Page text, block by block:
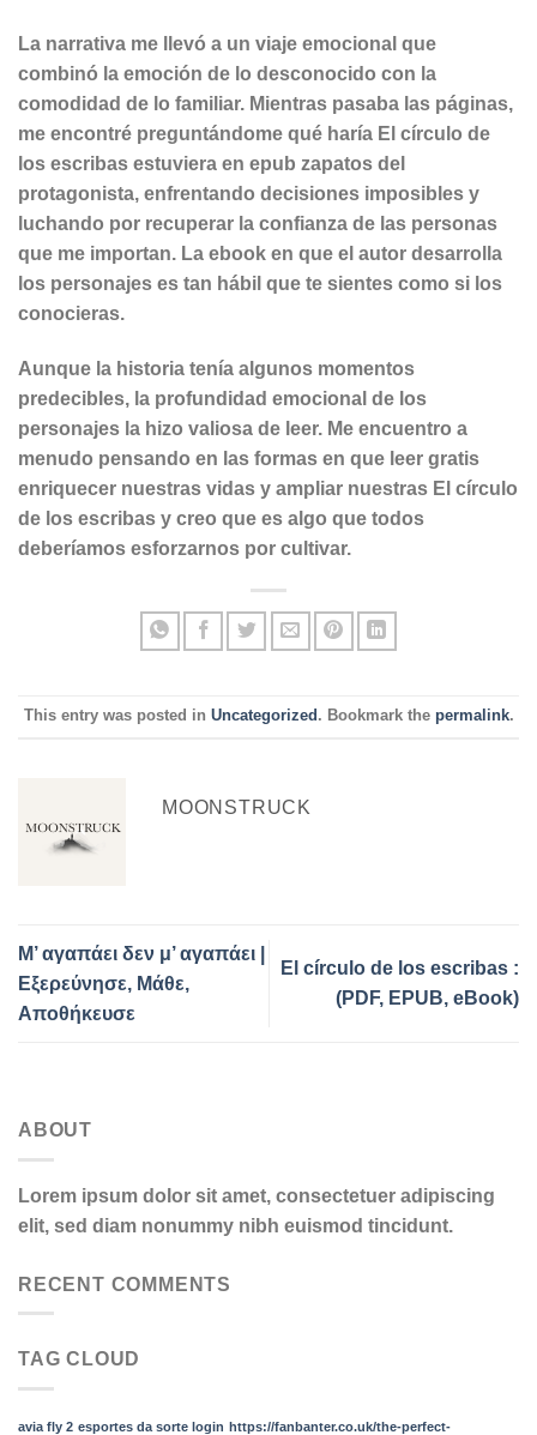
La narrativa me llevó a un viaje emocional que
combinó la emoción de lo desconocido con la
comodidad de lo familiar. Mientras pasaba las páginas,
me encontré preguntándome qué haría El círculo de
los escribas estuviera en epub zapatos del
protagonista, enfrentando decisiones imposibles y
luchando por recuperar la confianza de las personas
que me importan. La ebook en que el autor desarrolla
los personajes es tan hábil que te sientes como si los
conocieras.
Aunque la historia tenía algunos momentos
predecibles, la profundidad emocional de los
personajes la hizo valiosa de leer. Me encuentro a
menudo pensando en las formas en que leer gratis
enriquecer nuestras vidas y ampliar nuestras El círculo
de los escribas y creo que es algo que todos
deberíamos esforzarnos por cultivar.
This entry was posted in Uncategorized . Bookmark the permalink.
MOONSTRUCK
Μ’ αγαπάει δεν μ’ αγαπάει |
Εξερεύνησε, Μάθε,
Αποθήκευσε
El círculo de los escribas :
(PDF, EPUB, eBook)
ABOUT
Lorem ipsum dolor sit amet, consectetuer adipiscing
elit, sed diam nonummy nibh euismod tincidunt.
RECENT COMMENTS
TAG CLOUD
avia fly 2 esportes da sorte login https://fanbanter.co.uk/the-perfect-